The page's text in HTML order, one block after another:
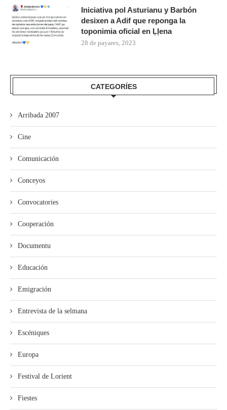
Iniciativa pol Asturianu y Barbón
desixen a Adif que reponga la
toponimia oficial en Ḷḷena
28 de payares, 2023
CATEGORÍES
Arribada 2007
Cine
Comunicación
Conceyos
Convocatories
Cooperación
Documentu
Educación
Emigración
Entrevista de la selmana
Escéniques
Europa
Festival de Lorient
Fiestes